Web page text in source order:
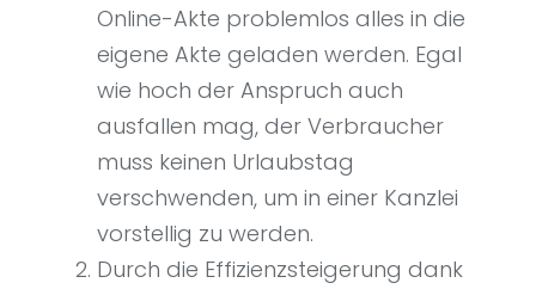
Online-Akte problemlos alles in die
eigene Akte geladen werden. Egal
wie hoch der Anspruch auch
ausfallen mag, der Verbraucher
muss keinen Urlaubstag
verschwenden, um in einer Kanzlei
vorstellig zu werden.
Durch die Effizienzsteigerung dank